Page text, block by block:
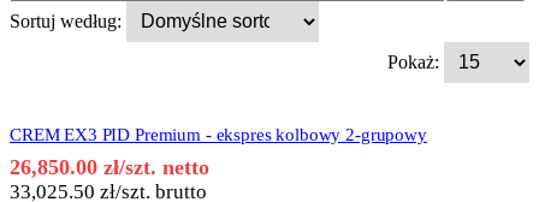
Sortuj według:
Pokaż:
CREM EX3 PID Premium - ekspres kolbowy 2-grupowy
26,850.00 zł/szt. netto
33,025.50 zł/szt. brutto